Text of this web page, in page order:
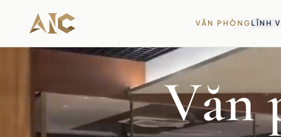
Bỏ qua tới nội dung
VĂN PHÒNG LĨNH
Văn